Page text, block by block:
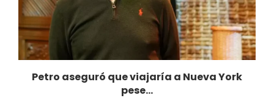
Petro aseguró que viajaría a Nueva York
pese...